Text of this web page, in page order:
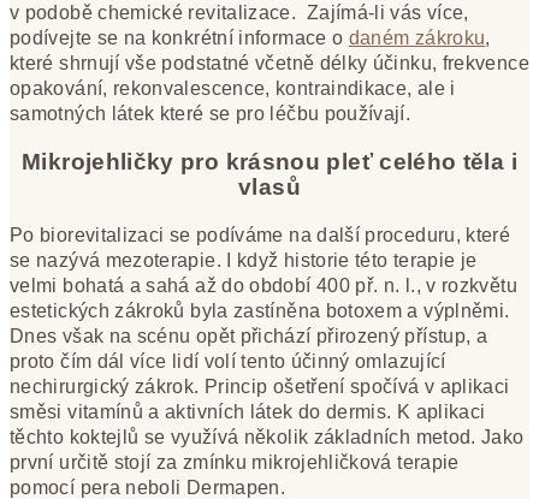
v podobě chemické revitalizace. Zajímá-li vás více,
podívejte se na konkrétní informace o daném zákroku,
které shrnují vše podstatné včetně délky účinku, frekvence
opakování, rekonvalescence, kontraindikace, ale i
samotných látek které se pro léčbu používají.
Mikrojehličky pro krásnou pleť celého těla i
vlasů
Po biorevitalizaci se podíváme na další proceduru, které
se nazývá mezoterapie. I když historie této terapie je
velmi bohatá a sahá až do období 400 př. n. l., v rozkvětu
estetických zákroků byla zastíněna botoxem a výplněmi.
Dnes však na scénu opět přichází přirozený přístup, a
proto čím dál více lidí volí tento účinný omlazující
nechirurgický zákrok. Princip ošetření spočívá v aplikaci
směsi vitamínů a aktivních látek do dermis. K aplikaci
těchto koktejlů se využívá několik základních metod. Jako
první určitě stojí za zmínku mikrojehličková terapie
pomocí pera neboli Dermapen.